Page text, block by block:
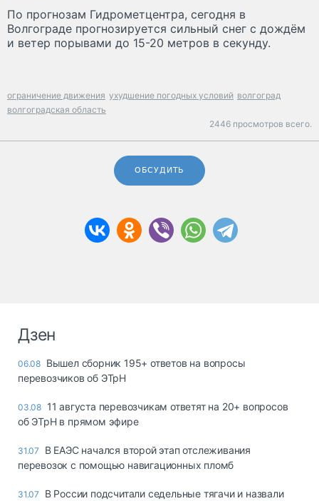
По прогнозам Гидрометцентра, сегодня в
Волгограде прогнозируется сильный снег с дождём
и ветер порывами до 15-20 метров в секунду.
ограничение движения ухудшение погодных условий волгоград
волгоградская область
2446 просмотров всего.
ОБСУДИТЬ
Дзен
06.08 Вышел сборник 195+ ответов на вопросы
перевозчиков об ЭТрН
03.08 11 августа перевозчикам ответят на 20+ вопросов
об ЭТрН в прямом эфире
31.07
В ЕАЭС начался второй этап отслеживания
перевозок с помощью навигационных пломб
31.07
В России подсчитали седельные тягачи и назвали